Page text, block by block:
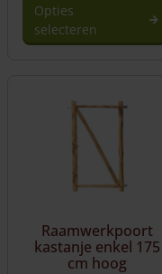
Opties
selecteren
meerdere
worden
op
Raamwerkpoort
kastanje enkel 175
cm hoog